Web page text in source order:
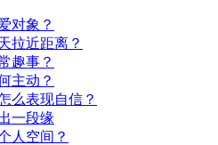
对象？
拉近距离？
趣事？
主动？
么表现自信？
一段缘
人空间？